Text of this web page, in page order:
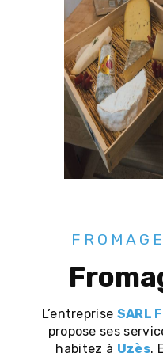
L’entreprise SARL
propose ses
habitez à Uzès.